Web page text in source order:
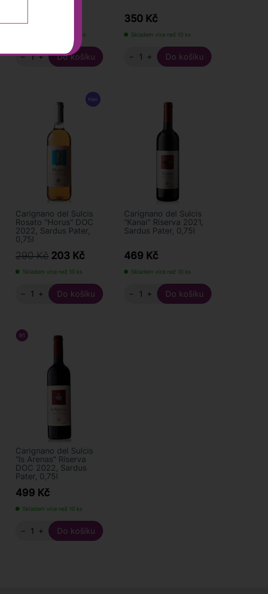
Skladem více než 100 ks
− +
350 Kč
Skladem více než 10 ks
− +
Carignano del Sulcis
Rosato "Horus" DOC
2022, Sardus Pater,
0,75l
290 Kč 203 Kč
Skladem více než 10 ks
− +
Carignano del Sulcis
"Kanai" Riserva 2021,
Sardus Pater, 0,75l
469 Kč
Skladem více než 10 ks
− +
91 RAFFAELE VECCHIONE
Carignano del Sulcis
"Is Arenas" Riserva
DOC 2022, Sardus
Pater, 0,75l
499 Kč
Skladem více než 10 ks
− +